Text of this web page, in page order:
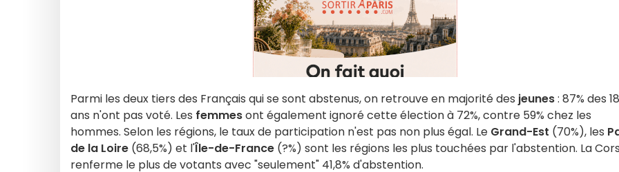
Parmi les deux tiers des Français qui se sont abstenus, on retrouve en majorité des jeunes: 87% des
ans n'ont pas voté. Les femmesont également ignoré cette élection à 72%, contre 59% chez les
hommes. Selon les régions, le taux de participation n'est pas non plus égal. Le Grand-Est (70%), les
de la Loire (68,5%) et l'Île-de-France (?%) sont les régions les plus touchées par l'abstention. La
renferme le plus de votants avec "seulement" 41,8% d'abstention.